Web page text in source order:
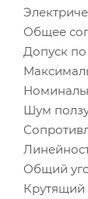
Общее
Допуск
Шум
Общий
Крутящий